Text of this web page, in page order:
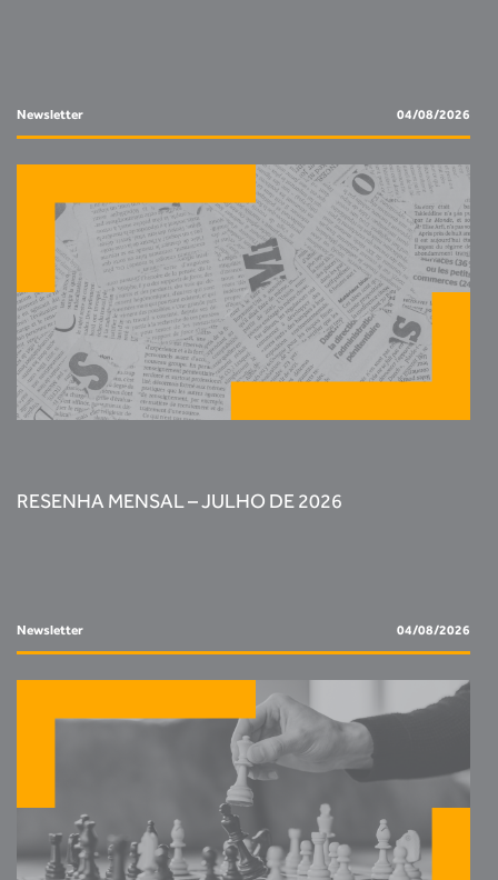
Newsletter 04/08/2026
RESENHA MENSAL – JULHO DE 2026
Newsletter 04/08/2026